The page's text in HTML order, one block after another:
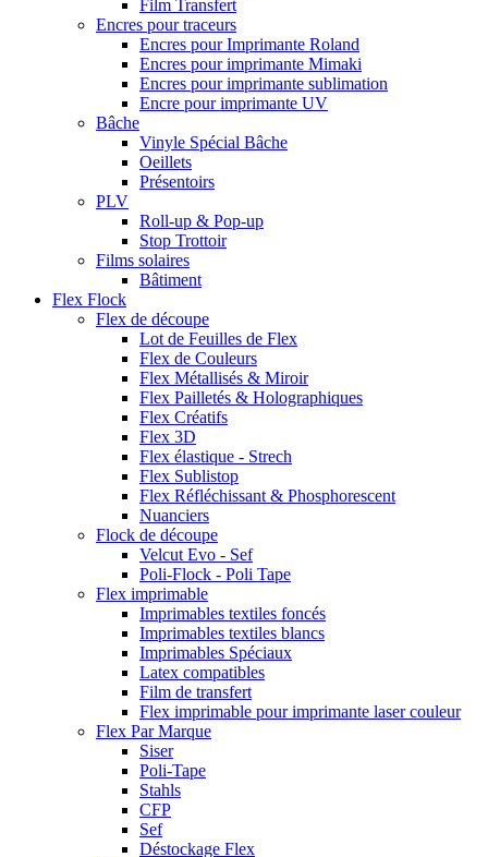
Film Transfert
Encres pour traceurs
Encres pour Imprimante Roland
Encres pour imprimante Mimaki
Encres pour imprimante sublimation
Encre pour imprimante UV
Bâche
Vinyle Spécial Bâche
Oeillets
Présentoirs
PLV
Roll-up & Pop-up
Stop Trottoir
Films solaires
Bâtiment
Flex Flock
Flex de découpe
Lot de Feuilles de Flex
Flex de Couleurs
Flex Métallisés & Miroir
Flex Pailletés & Holographiques
Flex Créatifs
Flex 3D
Flex élastique - Strech
Flex Sublistop
Flex Réfléchissant & Phosphorescent
Nuanciers
Flock de découpe
Velcut Evo - Sef
Poli-Flock - Poli Tape
Flex imprimable
Imprimables textiles foncés
Imprimables textiles blancs
Imprimables Spéciaux
Latex compatibles
Film de transfert
Flex imprimable pour imprimante laser couleur
Flex Par Marque
Siser
Poli-Tape
Stahls
CFP
Sef
Déstockage Flex